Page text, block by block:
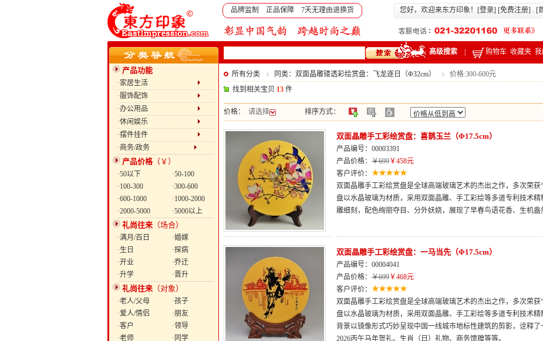
品牌监制 正品保障 7天无理由退换货 您好，欢迎来东方印象！[登录] [免费注册] . [
高级搜索 购物车 收藏夹
产品功能
·家居生活
·服饰配饰
·办公用品
·休闲娱乐
·摆件挂件
·商务/政务
产品价格（￥）
·50以下
·50-100
·100-300
·300-600
·600-1000
·1000-2000
·2000-5000
·5000以上
礼尚往来 （场合）
·满月/百日
·婚嫁
·生日
·探病
·开业
·乔迁
·升学
·晋升
礼尚往来 （对象）
·老人/父母
·孩子
·爱人/情侣
·朋友
·客户
·领导
·老师
·同学
所有分类 同类：双面晶雕镂透彩绘赏盘：飞龙逐日（Φ32cm）
价格:300-600元
找到相关宝贝 13 件
价格： 请选择 排序方式：
双面晶雕手工彩绘赏盘：喜鹊玉兰（Φ17.5cm）
产品编号：00003391
产品价格： ￥699￥458元
客户评价：
双面晶雕手工彩绘赏盘是全球高端玻璃艺术的杰出之作，多次荣获
盘以水晶玻璃为材质，采用双面晶雕、手工彩绘等多道专利技术
雕细刻，配色绚丽夺目、分外妖娆，展现了早春鸟语花香、生机盎
双面晶雕手工彩绘赏盘：一马当先（Φ17.5cm）
产品编号：00004041
产品价格： ￥699￥468元
客户评价：
双面晶雕手工彩绘赏盘是全球高端玻璃艺术的杰出之作，多次荣获
盘以水晶玻璃为材质，采用双面晶雕、手工彩绘等多道专利技术精
背景以镜像形式巧妙呈现中国一线城市地标性建筑的剪影，诠释
2026丙午马年贺礼、生肖（日）礼物、商务馈赠等等。